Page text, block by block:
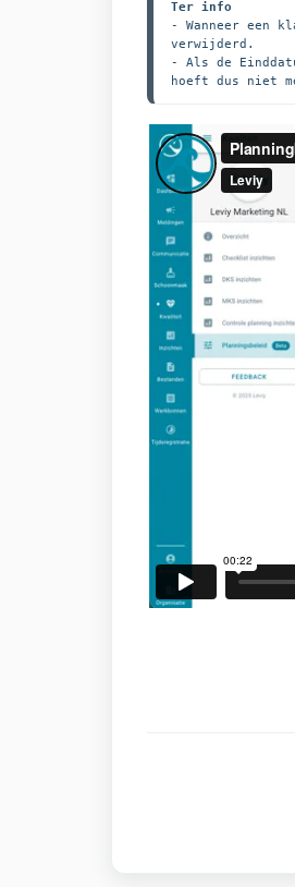
Ter info
- Wanneer een
verwijderd.
- Als de
hoeft dus niet